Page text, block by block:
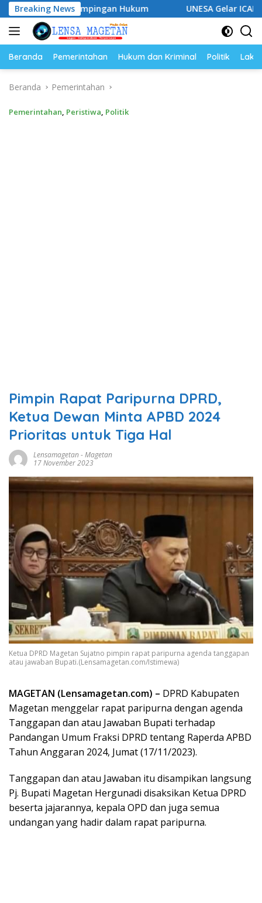
Langsung
ke
konten
Breaking News
Pendampingan Hukum UNESA Gelar ICAPSTURE
Beranda Pemerintahan Hukum dan Kriminal Politik
Beranda Pemerintahan
Pemerintahan, Peristiwa, Politik
Pimpin Rapat Paripurna DPRD,
Ketua Dewan Minta APBD 2024
Prioritas untuk Tiga Hal
Lensamagetan-Magetan
17 November 2023
Ketua DPRD Magetan Sujatno pimpin rapat paripurna agenda tanggapan
atau jawaban Bupati.(Lensamagetan.com/Istimewa)
MAGETAN (Lensamagetan.com) – DPRD Kabupaten
Magetan menggelar rapat paripurna dengan agenda
Tanggapan dan atau Jawaban Bupati terhadap
Pandangan Umum Fraksi DPRD tentang Raperda APBD
Tahun Anggaran 2024, Jumat (17/11/2023).
Tanggapan dan atau Jawaban itu disampikan langsung
Pj. Bupati Magetan Hergunadi disaksikan Ketua DPRD
beserta jajarannya, kepala OPD dan juga semua
undangan yang hadir dalam rapat paripurna.